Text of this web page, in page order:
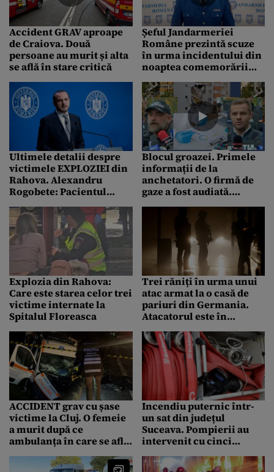
Accident GRAV aproape
de Craiova. Două
persoane au murit și alta
se află în stare critică
Șeful Jandarmeriei
Române prezintă scuze
în urma incidentului din
noaptea comemorării
Ultimele detalii despre
victimele EXPLOZIEI din
Rahova. Alexandru
Rogobete: Pacientul
Austria se va întoarce în
țară
Blocul groazei. Primele
informații de la
anchetatori. O firmă de
gaze a fost audiată.
două victime
Explozia din Rahova:
Care este starea celor trei
victime internate la
Spitalul Floreasca
Trei răniți în urma unui
atac armat la o casă de
pariuri din Germania.
Atacatorul este în
ACCIDENT grav cu șase
victime la Cluj. O femeie
a murit după ce
ambulanța în care se afla
s-a ciocnit violent cu un
autoturism pe DN1
Incendiu puternic într-
un sat din județul
Suceava. Pompierii au
intervenit cu cinci
autospeciale